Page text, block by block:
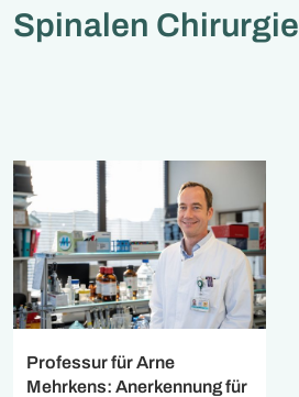
Spinalen Chirurgie
Professur für Arne
Mehrkens: Anerkennung für